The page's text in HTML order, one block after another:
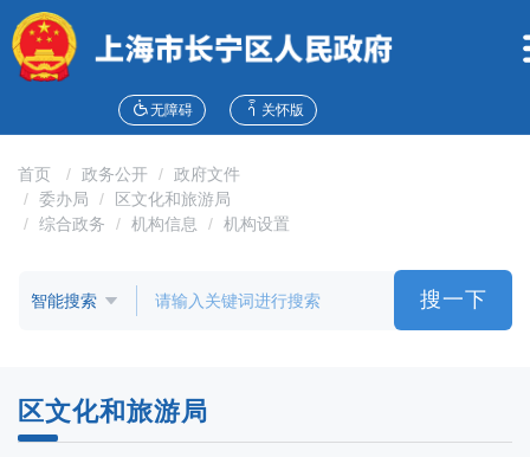
障
碍
说
无障碍 关怀版
首页 政务公开
政府文件
委办局
区文化和旅游局
综合政务
机构信息 机构设置
搜一下
区文化和旅游局